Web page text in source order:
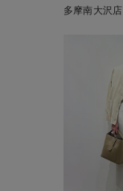
多摩南大沢店